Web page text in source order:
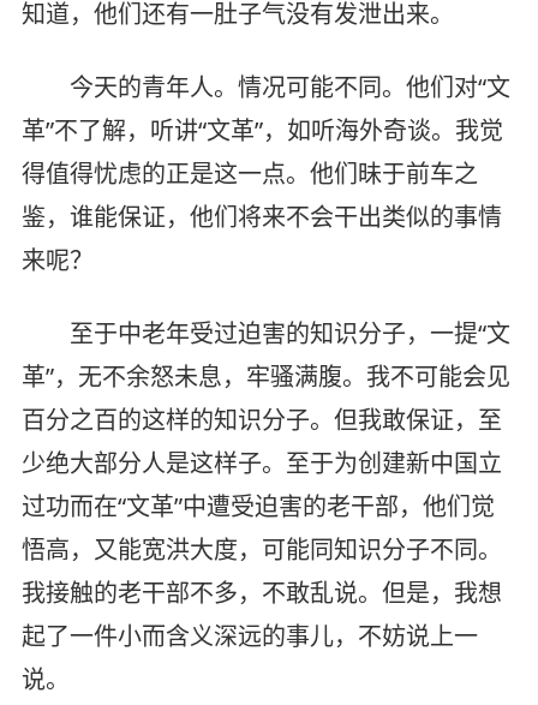
知道，他们还有一肚子气没有发泄出来。
今天的青年人。情况可能不同。他们对“文
革”不了解，听讲“文革”，如听海外奇谈。我觉
得值得忧虑的正是这一点。他们昧于前车之
鉴，谁能保证，他们将来不会干出类似的事情
来呢？
至于中老年受过迫害的知识分子，一提“文
革”，无不余怒未息，牢骚满腹。我不可能会见
百分之百的这样的知识分子。但我敢保证，至
少绝大部分人是这样子。至于为创建新中国立
过功而在“文革”中遭受迫害的老干部，他们觉
悟高，又能宽洪大度，可能同知识分子不同。
我接触的老干部不多，不敢乱说。但是，我想
起了一件小而含义深远的事儿，不妨说上一
说。